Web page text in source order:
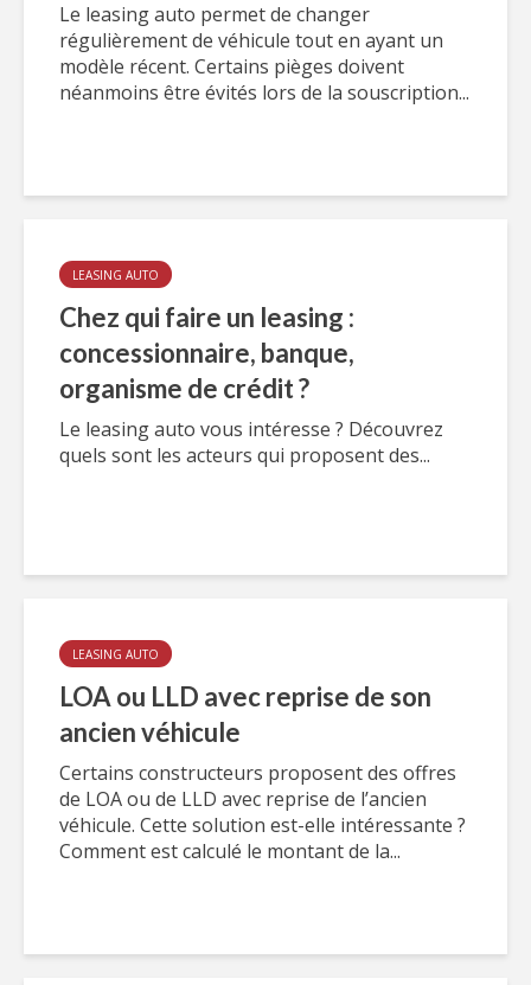
Le leasing auto permet de changer
régulièrement de véhicule tout en ayant un
modèle récent. Certains pièges doivent
néanmoins être évités lors de la souscription...
LEASING AUTO
Chez qui faire un leasing :
concessionnaire, banque,
organisme de crédit ?
Le leasing auto vous intéresse ? Découvrez
quels sont les acteurs qui proposent des...
LEASING AUTO
LOA ou LLD avec reprise de son
ancien véhicule
Certains constructeurs proposent des offres
de LOA ou de LLD avec reprise de l’ancien
véhicule. Cette solution est-elle intéressante ?
Comment est calculé le montant de la...